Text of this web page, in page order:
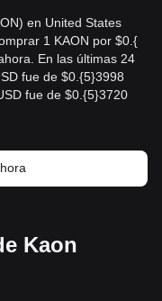
en United States
1 KAON por $0.{​
En las últimas 24
fue de $0.{​5}3998
fue de $0.{​5}3720
Kaon